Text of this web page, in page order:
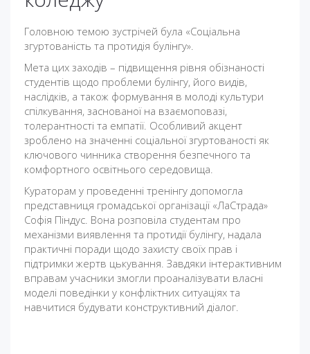
Головною темою зустрічей була «Соціальна
згуртованість та протидія булінгу».
Мета цих заходів – підвищення рівня обізнаності
студентів щодо проблеми булінгу, його видів,
наслідків, а також формування в молоді культури
спілкування, заснованої на взаємоповазі,
толерантності та емпатії. Особливий акцент
зроблено на значенні соціальної згуртованості як
ключового чинника створення безпечного та
комфортного освітнього середовища.
Кураторам у проведенні тренінгу допомогла
представниця громадської організації «ЛаСтрада»
Софія Піндус. Вона розповіла студентам про
механізми виявлення та протидії булінгу, надала
практичні поради щодо захисту своїх прав і
підтримки жертв цькування. Завдяки інтерактивним
вправам учасники змогли проаналізувати власні
моделі поведінки у конфліктних ситуаціях та
навчитися будувати конструктивний діалог.